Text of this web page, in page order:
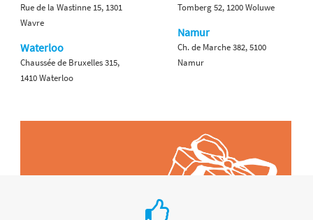
Rue de la Wastinne 15, 1301
Wavre
Waterloo
Chaussée de Bruxelles 315,
1410 Waterloo
Tomberg 52, 1200 Woluwe
Namur
Ch. de Marche 382, 5100
Namur